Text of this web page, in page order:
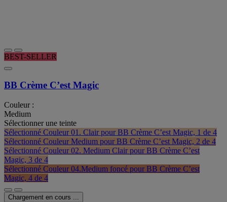
BEST-SELLER
BB Crème C’est Magic
Couleur :
Medium
Sélectionner une teinte
Sélectionné Couleur 01. Clair pour BB Crème C’est Magic, 1 de 4
Sélectionné Couleur Medium pour BB Crème C’est Magic, 2 de 4
Sélectionné Couleur 02. Medium Clair pour BB Crème C’est
Magic, 3 de 4
Sélectionné Couleur 04.Medium foncé pour BB Crème C’est
Magic, 4 de 4
Chargement en cours ...